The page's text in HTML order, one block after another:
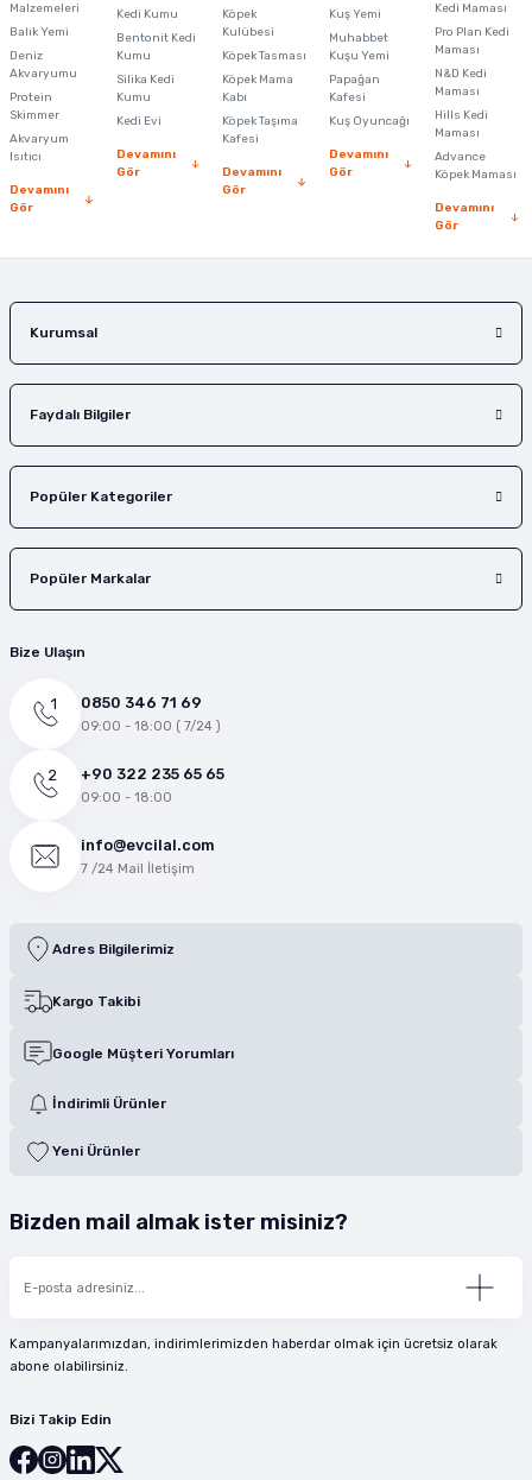
Ürün resmi kalitesiz, bozuk veya görüntülenemiyor.
Ürün açıklamasında eksik bilgiler bulunuyor.
Ürün bilgilerinde hatalar bulunuyor.
Ürün fiyatı diğer sitelerden daha pahalı.
Bu ürüne benzer farklı alternatifler olmalı.
Malzemeleri
Balık Yemi
Deniz
Akvaryumu
Protein
Skimmer
Akvaryum
Isıtıcı
Devamını
Gör
Kedi Kumu
Bentonit Kedi
Kumu
Silika Kedi
Kumu
Kedi Evi
Devamını
Gör
Köpek
Kulübesi
Köpek Tasması
Köpek Mama
Kabı
Köpek Taşıma
Kafesi
Devamını
Gör
Kuş Yemi
Muhabbet
Kuşu Yemi
Papağan
Kafesi
Kuş Oyuncağı
Devamını
Gör
Kedi Maması
Pro Plan Kedi
Maması
N&D Kedi
Maması
Hills Kedi
Maması
Advance
Köpek Maması
Devamını
Gör
Kurumsal
Faydalı Bilgiler
Popüler Kategoriler
Popüler Markalar
Bize Ulaşın
0850 346 71 69
09:00 - 18:00 ( 7/24 )
+90 322 235 65 65
09:00 - 18:00
info@evcilal.com
7 /24 Mail İletişim
Adres Bilgilerimiz
Kargo Takibi
Google Müşteri Yorumları
İndirimli Ürünler
Yeni Ürünler
Bizden mail almak ister misiniz?
Kampanyalarımızdan, indirimlerimizden haberdar olmak için ücretsiz olarak
abone olabilirsiniz.
Bizi Takip Edin